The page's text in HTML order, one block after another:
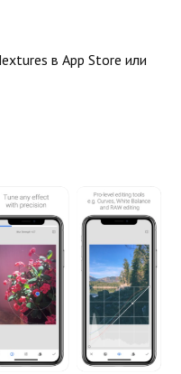
в App Store или